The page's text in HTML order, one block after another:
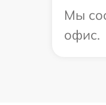
Мы
офис.